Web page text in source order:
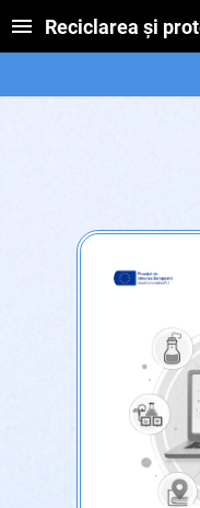
Reciclarea și